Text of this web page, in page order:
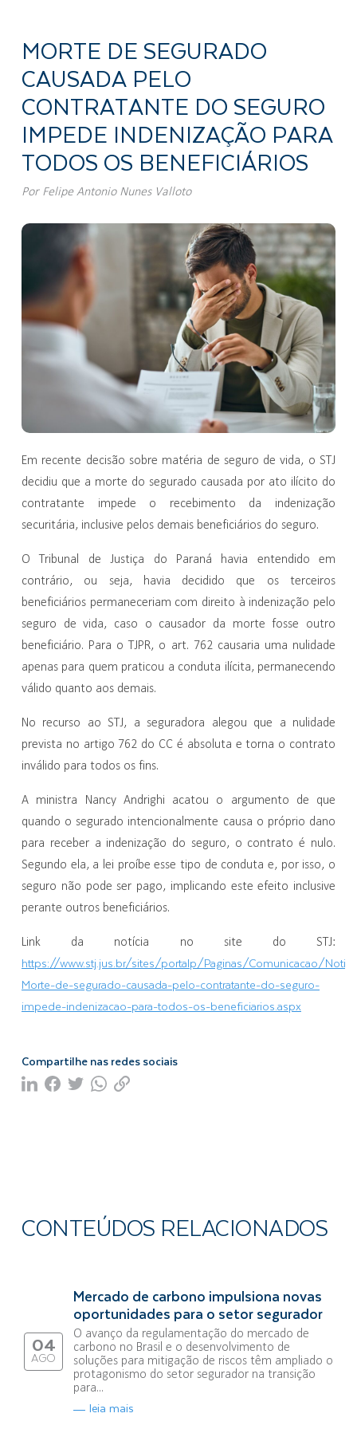
MORTE DE SEGURADO
CAUSADA PELO
CONTRATANTE DO SEGURO
IMPEDE INDENIZAÇÃO PARA
TODOS OS BENEFICIÁRIOS
Por Felipe Antonio Nunes Valloto
Em recente decisão sobre matéria de seguro de vida, o STJ
decidiu que a morte do segurado causada por ato ilícito do
contratante impede o recebimento da indenização
securitária, inclusive pelos demais beneficiários do seguro.
O Tribunal de Justiça do Paraná havia entendido em
contrário, ou seja, havia decidido que os terceiros
beneficiários permaneceriam com direito à indenização pelo
seguro de vida, caso o causador da morte fosse outro
beneficiário. Para o TJPR, o art. 762 causaria uma nulidade
apenas para quem praticou a conduta ilícita, permanecendo
válido quanto aos demais.
No recurso ao STJ, a seguradora alegou que a nulidade
prevista no artigo 762 do CC é absoluta e torna o contrato
inválido para todos os fins.
A ministra Nancy Andrighi acatou o argumento de que
quando o segurado intencionalmente causa o próprio dano
para receber a indenização do seguro, o contrato é nulo.
Segundo ela, a lei proíbe esse tipo de conduta e, por isso, o
seguro não pode ser pago, implicando este efeito inclusive
perante outros beneficiários.
Link da notícia no site do STJ:
https://www.stj.jus.br/sites/portalp/Paginas/Comunicacao/
Morte-de-segurado-causada-pelo-contratante-do-seguro-
impede-indenizacao-para-todos-os-beneficiarios.aspx
Compartilhe nas redes sociais
CONTEÚDOS RELACIONADOS
04
AGO
Mercado de carbono impulsiona novas
oportunidades para o setor segurador
O avanço da regulamentação do mercado de
carbono no Brasil e o desenvolvimento de
soluções para mitigação de riscos têm ampliado o
protagonismo do setor segurador na transição
para...
leia mais